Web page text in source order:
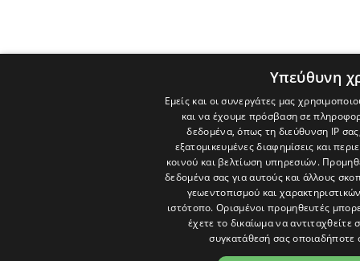
Υπεύθυνη
Εμείς και οι συνεργάτες μας
και να έχουμε πρόσβαση σε
δεδομένα, όπως τη διεύθυνση IP
εξατομικευμένες διαφημίσεις και
κοινού και βελτίωση υπηρεσιών.
δεδομένα σας για αυτούς και άλλους
γεωεντοπισμού και
ιστότοπο. Ορισμένοι προμηθευτές
έχετε το δικαίωμα να αντιταχθείτε
συγκατάθεσή σας οποιαδήποτε